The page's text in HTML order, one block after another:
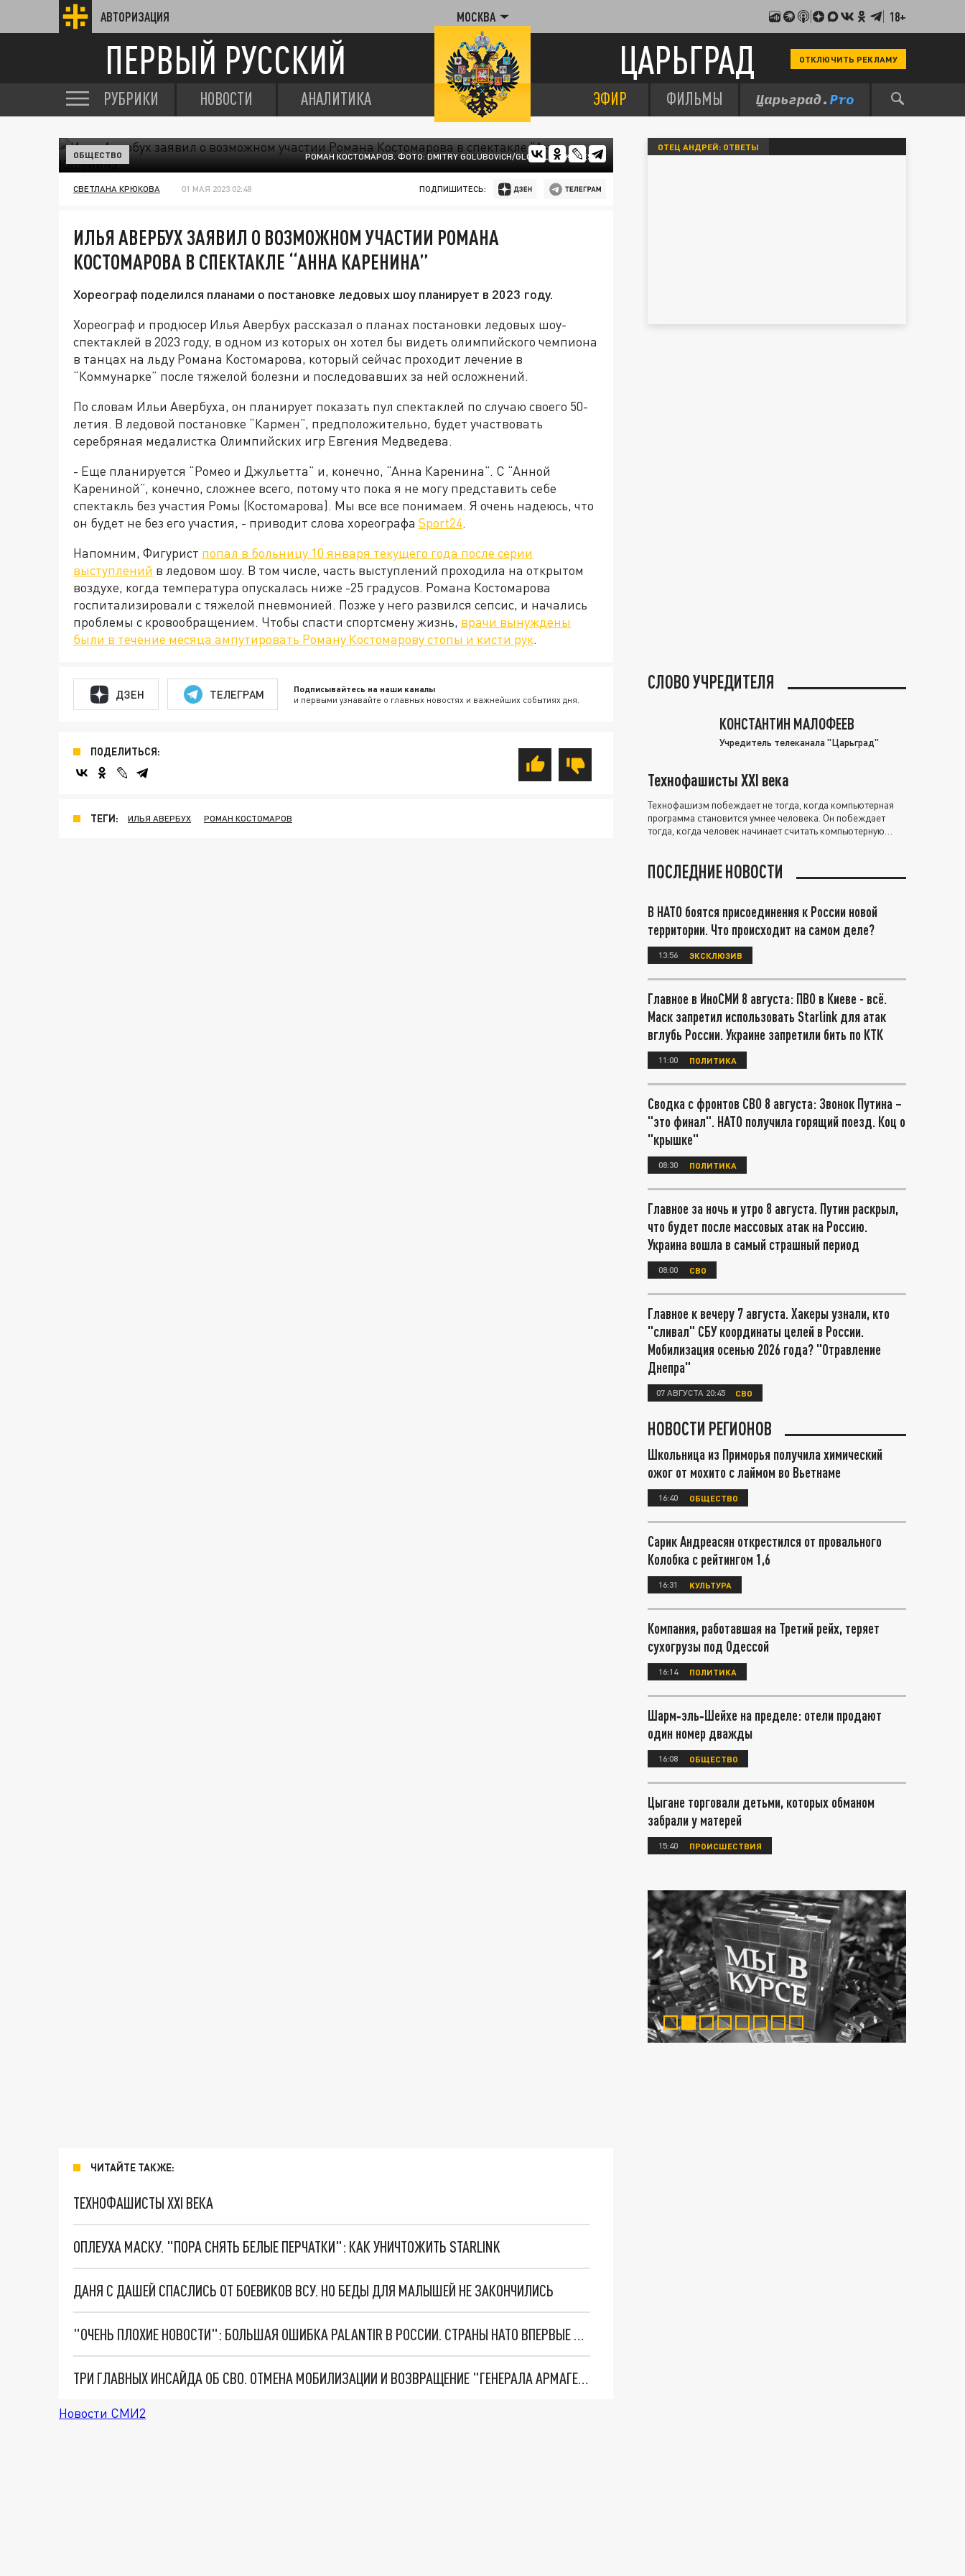
АВТОРИЗАЦИЯ МОСКВА 18+
ПЕРВЫЙ РУССКИЙ ЦАРЬГРАД ОТКЛЮЧИТЬ РЕКЛАМУ
РУБРИКИ НОВОСТИ АНАЛИТИКА ЭФИР ФИЛЬМЫ
РОМАН КОСТОМАРОВ. ФОТО: DMITRY GOLUBOVICH/GLOBALLOOKPRESS
ОБЩЕСТВО
СВЕТЛАНА КРЮКОВА 01 МАЯ 2023 02:48 ПОДПИШИТЕСЬ:
ИЛЬЯ АВЕРБУХ ЗАЯВИЛ О ВОЗМОЖНОМ УЧАСТИИ РОМАНА
КОСТОМАРОВА В СПЕКТАКЛЕ “АННА КАРЕНИНА”
Хореограф поделился планами о постановке ледовых шоу планирует в 2023 году.
Хореограф и продюсер Илья Авербух рассказал о планах постановки ледовых шоу-
спектаклей в 2023 году, в одном из которых он хотел бы видеть олимпийского чемпиона
в танцах на льду Романа Костомарова, который сейчас проходит лечение в
“Коммунарке” после тяжелой болезни и последовавших за ней осложнений.
По словам Ильи Авербуха, он планирует показать пул спектаклей по случаю своего 50-
летия. В ледовой постановке “Кармен”, предположительно, будет участвовать
серебряная медалистка Олимпийских игр Евгения Медведева.
- Еще планируется “Ромео и Джульетта” и, конечно, “Анна Каренина”. С “Анной
Карениной”, конечно, сложнее всего, потому что пока я не могу представить себе
спектакль без участия Ромы (Костомарова). Мы все все понимаем. Я очень надеюсь, что
он будет не без его участия, - приводит слова хореографа Sport24.
Напомним, Фигурист попал в больницу 10 января текущего года после серии
выступлений в ледовом шоу. В том числе, часть выступлений проходила на открытом
воздухе, когда температура опускалась ниже -25 градусов. Романа Костомарова
госпитализировали с тяжелой пневмонией. Позже у него развился сепсис, и начались
проблемы с кровообращением. Чтобы спасти спортсмену жизнь, врачи вынуждены
были в течение месяца ампутировать Роману Костомарову стопы и кисти рук.
ДЗЕН ТЕЛЕГРАМ Подписывайтесь на наши каналы
и первыми узнавайте о главных новостях и важнейших событиях дня.
ПОДЕЛИТЬСЯ:
ТЕГИ: ИЛЬЯ АВЕРБУХ РОМАН КОСТОМАРОВ
ЧИТАЙТЕ ТАКЖЕ:
ТЕХНОФАШИСТЫ XXI ВЕКА
ОПЛЕУХА МАСКУ. "ПОРА СНЯТЬ БЕЛЫЕ ПЕРЧАТКИ": КАК УНИЧТОЖИТЬ STARLINK
ДАНЯ С ДАШЕЙ СПАСЛИСЬ ОТ БОЕВИКОВ ВСУ. НО БЕДЫ ДЛЯ МАЛЫШЕЙ НЕ ЗАКОНЧИЛИСЬ
"ОЧЕНЬ ПЛОХИЕ НОВОСТИ": БОЛЬШАЯ ОШИБКА PALANTIR В РОССИИ. СТРАНЫ НАТО ВПЕРВЫЕ ЗА СВО ОСТАНОВИЛИ ПОСТАВКИ ОРУЖИЯ. ВСУ ТЕРЯЮТ ПРИГРАНИЧЬЕ?
ТРИ ГЛАВНЫХ ИНСАЙДА ОБ СВО. ОТМЕНА МОБИЛИЗАЦИИ И ВОЗВРАЩЕНИЕ "ГЕНЕРАЛА АРМАГЕДДОНА"? ОТЛИЧНЫЕ НОВОСТИ, КОТОРЫЕ ЖДАЛИ ВСЕ
Новости СМИ2
ОТЕЦ АНДРЕЙ: ОТВЕТЫ
СЛОВО УЧРЕДИТЕЛЯ
КОНСТАНТИН МАЛОФЕЕВ
Учредитель телеканала "Царьград"
Технофашисты XXI века
Технофашизм побеждает не тогда, когда компьютерная
программа становится умнее человека. Он побеждает
тогда, когда человек начинает считать компьютерную
ПОСЛЕДНИЕ НОВОСТИ
В НАТО боятся присоединения к России новой
территории. Что происходит на самом деле?
13:56 ЭКСКЛЮЗИВ
Главное в ИноСМИ 8 августа: ПВО в Киеве - всё.
Маск запретил использовать Starlink для атак
вглубь России. Украине запретили бить по КТК
11:00 ПОЛИТИКА
Сводка с фронтов СВО 8 августа: Звонок Путина –
"это финал". НАТО получила горящий поезд. Коц о
"крышке"
08:30 ПОЛИТИКА
Главное за ночь и утро 8 августа. Путин раскрыл,
что будет после массовых атак на Россию.
Украина вошла в самый страшный период
08:00 СВО
Главное к вечеру 7 августа. Хакеры узнали, кто
"сливал" СБУ координаты целей в России.
Мобилизация осенью 2026 года? "Отравление
Днепра"
07 АВГУСТА 20:45 СВО
НОВОСТИ РЕГИОНОВ
Школьница из Приморья получила химический
ожог от мохито с лаймом во Вьетнаме
16:40 ОБЩЕСТВО
Сарик Андреасян открестился от провального
Колобка с рейтингом 1,6
16:31 КУЛЬТУРА
Компания, работавшая на Третий рейх, теряет
сухогрузы под Одессой
16:14 ПОЛИТИКА
Шарм‑эль‑Шейхе на пределе: отели продают
один номер дважды
16:08 ОБЩЕСТВО
Цыгане торговали детьми, которых обманом
забрали у матерей
15:40 ПРОИСШЕСТВИЯ